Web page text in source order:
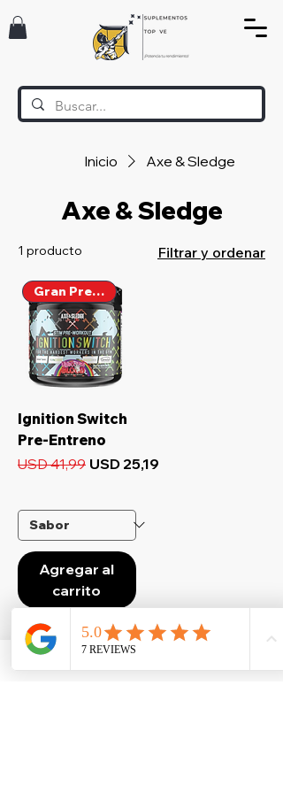
Inicio Axe & Sledge
Axe & Sledge
1 producto Filtrar y ordenar
Gran Precio
Ignition Switch
Pre-Entreno
Precio
USD 41,99 Precio de oferta
USD 25,19
Agregar al
carrito